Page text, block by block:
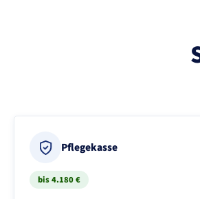
Pflegekasse
bis 4.180 €